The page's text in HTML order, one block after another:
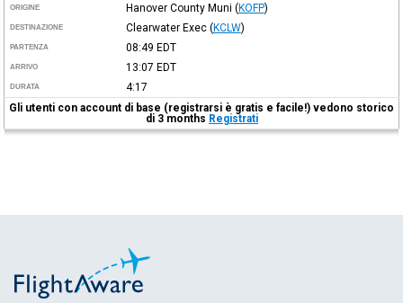
ORIGINE Hanover County Muni (KOFP)
DESTINAZIONE Clearwater Exec (KCLW)
PARTENZA 08:49 EDT
ARRIVO 13:07 EDT
DURATA
4:17
Gli utenti con account di base (registrarsi è gratis e facile!) vedono storico
di 3 months Registrati